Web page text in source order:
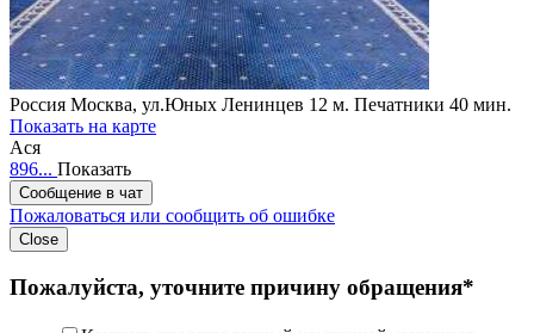
Россия Москва, ул.Юных Ленинцев 12 м. Печатники 40 мин.
Показать на карте
Ася
896... Показать
Сообщение в чат
Пожаловаться или сообщить об ошибке
Close
Пожалуйста, уточните причину обращения*